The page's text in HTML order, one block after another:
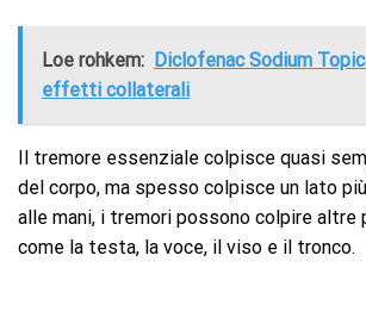
Loe rohkem: Diclofenac Sodium
effetti collaterali
Il tremore essenziale colpisce quasi
del corpo, ma spesso colpisce un lato
alle mani, i tremori possono colpire altre
come la testa, la voce, il viso e il tronco.